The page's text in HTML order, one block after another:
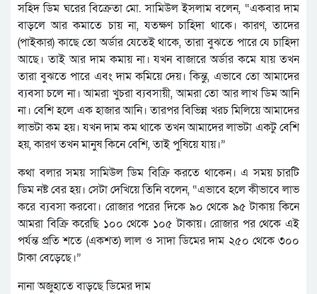
সহিদ ডিম ঘরের বিক্রেতা মো. সামিউল ইসলাম বলেন, “একবার দাম
বাড়লে আর কমাতে চায় না, যতক্ষণ চাহিদা থাকে। কারণ, তাদের
(পাইকার) কাছে তো অর্ডার যেতেই থাকে, তারা বুঝতে পারে যে চাহিদা
আছে। তাই আর দাম কমায় না। যখন বাজারে অর্ডার কমে যায় তখন
তারা বুঝতে পারে এবং দাম কমিয়ে দেয়। কিন্তু, এভাবে তো আমাদের
ব্যবসা চলে না। আমরা খুচরা ব্যবসায়ী, আমরা তো আর লাখ ডিম আনি
না। বেশি হলে এক হাজার আনি। তারপর বিভিন্ন খরচ মিলিয়ে আমাদের
লাভটা কম হয়। যখন দাম কম থাকে তখন আমাদের লাভটা একটু বেশি
হয়, কারণ তখন মানুষ কিনে বেশি, তাই পুষিয়ে যায়।”
কথা বলার সময় সামিউল ডিম বিক্রি করতে থাকেন। এ সময় চারটি
ডিম নষ্ট বের হয়। সেটা দেখিয়ে তিনি বলেন, “এভাবে হলে কীভাবে লাভ
করে ব্যবসা করবো। রোজার পরের দিকে ৯০ থেকে ৯৫ টাকায় কিনে
আমরা বিক্রি করেছি ১০০ থেকে ১০৫ টাকায়। রোজার পর থেকে এই
পর্যন্ত প্রতি শতে (একশত) লাল ও সাদা ডিমের দাম ২৫০ থেকে ৩০০
টাকা বেড়েছে।”
নানা অজুহাতে বাড়ছে ডিমের দাম